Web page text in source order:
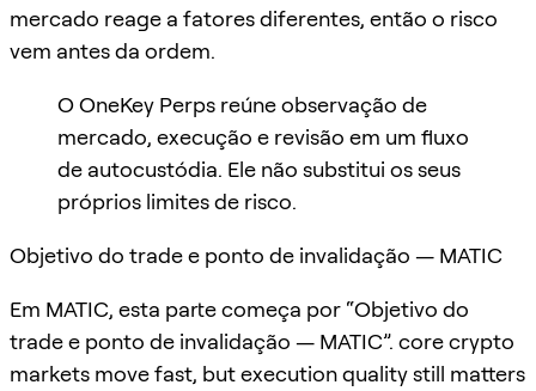
mercado reage a fatores diferentes, então o risco
vem antes da ordem.
O OneKey Perps reúne observação de
mercado, execução e revisão em um fluxo
de autocustódia. Ele não substitui os seus
próprios limites de risco.
Objetivo do trade e ponto de invalidação — MATIC
Em MATIC, esta parte começa por “Objetivo do
trade e ponto de invalidação — MATIC”. core crypto
markets move fast, but execution quality still matters